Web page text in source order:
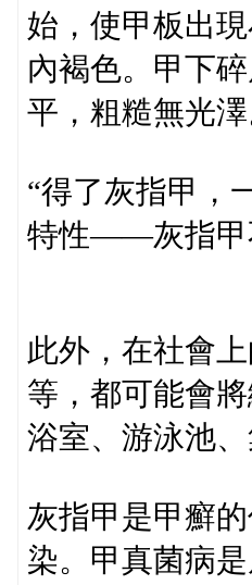
始，使甲板出
內褐色。甲下
平，粗糙無光
“得了灰指甲，
特性——灰指甲
此外，在社會
等，都可能會
浴室、游泳池
灰指甲是甲癬
染。甲真菌病